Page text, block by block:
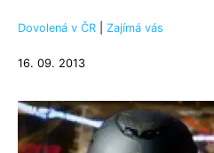
Dovolená v ČR Zajímá vás
16. 09. 2013